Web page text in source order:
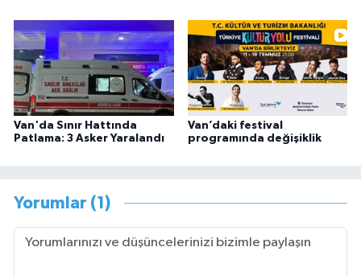
Van'da Sınır Hattında
Patlama: 3 Asker Yaralandı
Van’daki festival
programında değişiklik
Yorumlar (1)